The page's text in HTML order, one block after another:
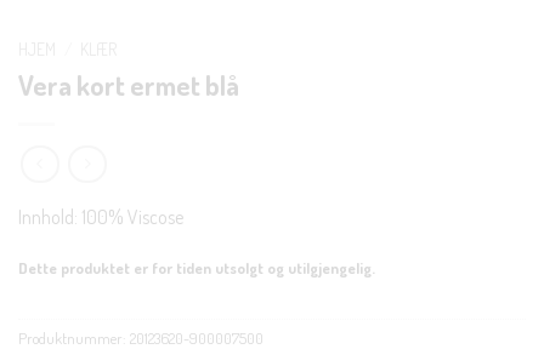
Vera kort ermet blå
Innhold: 100% Viscose
Dette produktet er for tiden utsolgt og utilgjengelig.
Produktnummer: 20123620-900007500